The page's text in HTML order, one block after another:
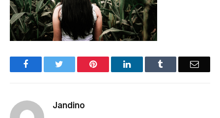
Facebook Pinterest LinkedIn Email
Jandino